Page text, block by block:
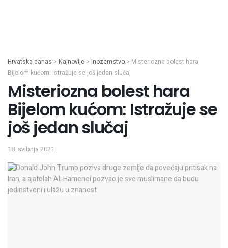
Hrvatska danas > Najnovije > Inozemstvo > Misteriozna bolest hara
Bijelom kućom: Istražuje se još jedan slučaj
Misteriozna bolest hara
Bijelom kućom: Istražuje se
još jedan slučaj
18. svibnja 2021.